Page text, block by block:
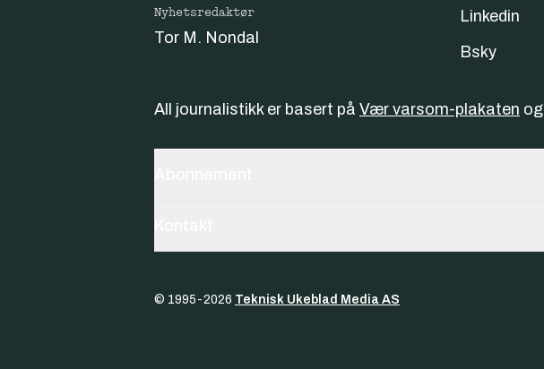
Nyhetsredaktør
Tor M. Nondal
Linkedin
Bsky
All journalistikk er basert på Vær varsom-plakaten og
© 1995-2026 Teknisk Ukeblad Media AS